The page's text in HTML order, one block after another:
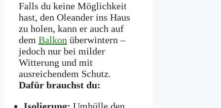
Falls du keine Möglichkeit
hast, den Oleander ins Haus
zu holen, kann er auch auf
dem Balkon überwintern –
jedoch nur bei milder
Witterung und mit
ausreichendem Schutz.
Dafür brauchst du: